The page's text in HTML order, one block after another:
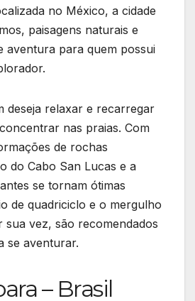
no México, a cidade
paisagens naturais e
aventura para quem possui
deseja relaxar e recarregar
nas praias. Com
de rochas
do Cabo San Lucas e a
se tornam ótimas
de quadriciclo e o mergulho
vez, são recomendados
se aventurar.
– Brasil